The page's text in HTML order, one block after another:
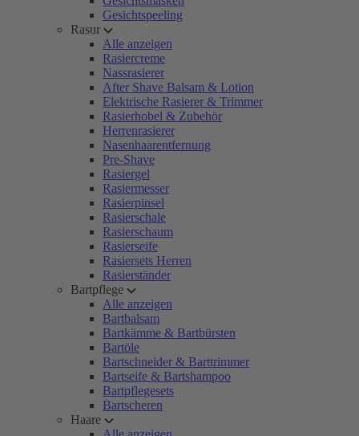
Gesichtspeeling
Rasur
Alle anzeigen
Rasiercreme
Nassrasierer
After Shave Balsam & Lotion
Elektrische Rasierer & Trimmer
Rasierhobel & Zubehör
Herrenrasierer
Nasenhaarentfernung
Pre-Shave
Rasiergel
Rasiermesser
Rasierpinsel
Rasierschale
Rasierschaum
Rasierseife
Rasiersets Herren
Rasierständer
Bartpflege
Alle anzeigen
Bartbalsam
Bartkämme & Bartbürsten
Bartöle
Bartschneider & Barttrimmer
Bartseife & Bartshampoo
Bartpflegesets
Bartscheren
Haare